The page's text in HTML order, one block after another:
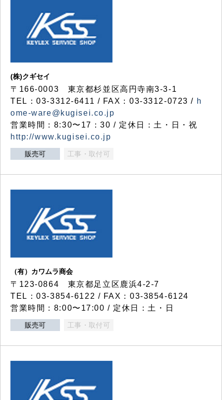
(株)クギセイ
〒166-0003 東京都杉並区高円寺南3-3-1
TEL：03-3312-6411 / FAX：03-3312-0723 / h
ome-ware@kugisei.co.jp
営業時間：8:30〜17：30 / 定休日：土・日・祝
http://www.kugisei.co.jp
販売可 工事・取付可
（有）カワムラ商会
〒123-0864 東京都足立区鹿浜4-2-7
TEL：03-3854-6122 / FAX：03-3854-6124
営業時間：8:00〜17:00 / 定休日：土・日
販売可 工事・取付可